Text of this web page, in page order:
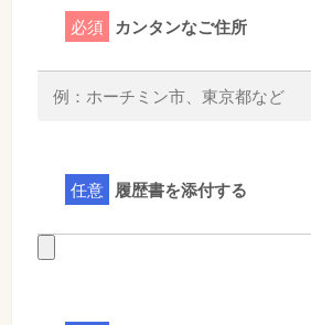
必須 カンタンなご住所
任意 履歴書を添付する